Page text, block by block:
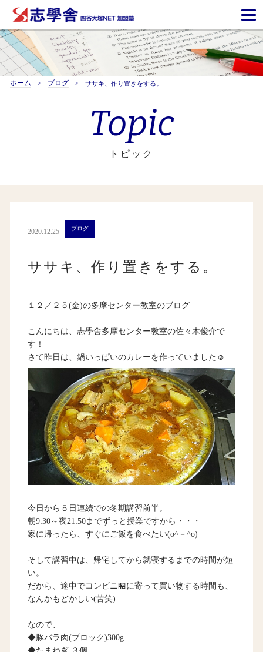
ホーム ブログ ササキ、作り置きをする。
Topic
トピック
2020.12.25 ブログ
ササキ、作り置きをする。
１２／２５(金)の多摩センター教室のブログ
こんにちは、志學舎多摩センター教室の佐々木俊介で
す！
さて昨日は、鍋いっぱいのカレーを作っていました☺
今日から５日連続での冬期講習前半。
朝9:30～夜21:50までずっと授業ですから・・・
家に帰ったら、すぐにご飯を食べたい(o^－^o)
そして講習中は、帰宅してから就寝するまでの時間が短
い。
だから、途中でコンビニ🏪に寄って買い物する時間も、
なんかもどかしい(苦笑)
なので、
◆豚バラ肉(ブロック)300g